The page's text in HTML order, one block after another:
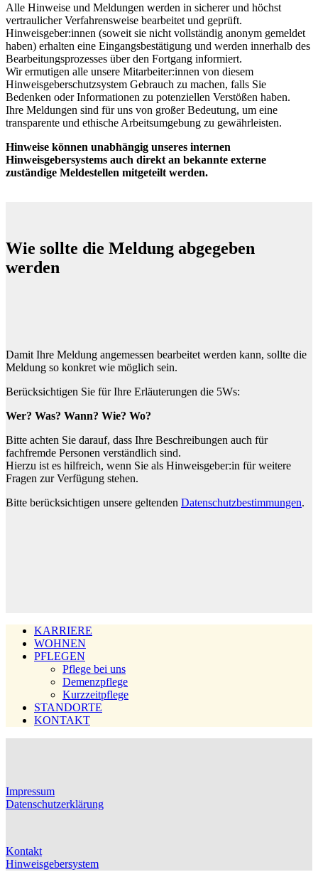
Alle Hinweise und Meldungen werden in sicherer und höchst
vertraulicher Verfahrensweise bearbeitet und geprüft.
Hinweisgeber:innen (soweit sie nicht vollständig anonym gemeldet
haben) erhalten eine Eingangsbestätigung und werden innerhalb des
Bearbeitungsprozesses über den Fortgang informiert.
Wir ermutigen alle unsere Mitarbeiter:innen von diesem
Hinweisgeberschutzsystem Gebrauch zu machen, falls Sie
Bedenken oder Informationen zu potenziellen Verstößen haben.
Ihre Meldungen sind für uns von großer Bedeutung, um eine
transparente und ethische Arbeitsumgebung zu gewährleisten.
Hinweise können unabhängig unseres internen
Hinweisgebersystems auch direkt an bekannte externe
zuständige Meldestellen mitgeteilt werden.
Wie sollte die Meldung abgegeben
werden
Damit Ihre Meldung angemessen bearbeitet werden kann, sollte die
Meldung so konkret wie möglich sein.
Berücksichtigen Sie für Ihre Erläuterungen die 5Ws:
Wer? Was? Wann? Wie? Wo?
Bitte achten Sie darauf, dass Ihre Beschreibungen auch für
fachfremde Personen verständlich sind.
Hierzu ist es hilfreich, wenn Sie als Hinweisgeber:in für weitere
Fragen zur Verfügung stehen.
Bitte berücksichtigen unsere geltenden Datenschutzbestimmungen.
KARRIERE
WOHNEN
PFLEGEN
Pflege bei uns
Demenzpflege
Kurzzeitpflege
STANDORTE
KONTAKT
Impressum
Datenschutzerklärung
Kontakt
Hinweisgebersystem